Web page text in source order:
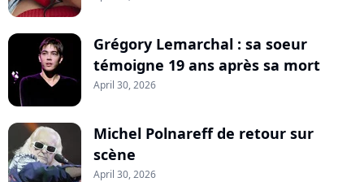
Grégory Lemarchal : sa soeur
témoigne 19 ans après sa mort
April 30, 2026
Michel Polnareff de retour sur
scène
April 30, 2026